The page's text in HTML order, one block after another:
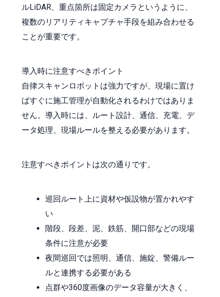
ルLiDAR、重点箇所は固定カメラというように、
複数のリアリティキャプチャ手段を組み合わせる
ことが重要です。
導入時に注意すべきポイント
自律スキャンロボットは強力ですが、現場に置け
ばすぐに施工管理が自動化されるわけではありま
せん。導入時には、ルート設計、通信、充電、デ
ータ処理、現場ルールを整える必要があります。
注意すべきポイントは次の通りです。
巡回ルート上に資材や仮設物が置かれやす
い
階段、段差、泥、鉄筋、開口部などの現場
条件に注意が必要
夜間巡回では照明、通信、施錠、警備ルー
ルと連携する必要がある
点群や360度画像のデータ容量が大きく、